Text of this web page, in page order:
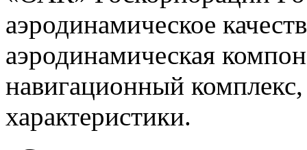
аэродинамическое
аэродинамическая
навигационный
характеристики.